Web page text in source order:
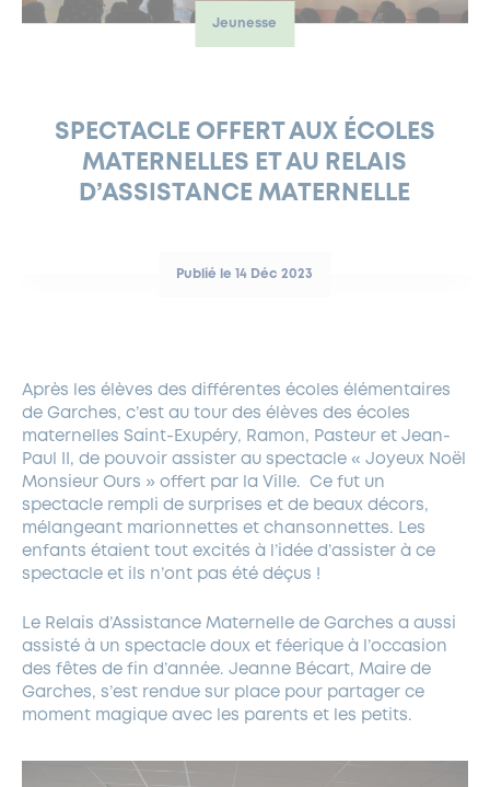
EAU POTABLE ET ASSAINISSEMENT
INFORMATIONS PRATIQUES
SUBVENTIONS
PANNEAUX D’AFFICHAGE LIBRE
GRÖBENZELL
DÉVELOPPEMENT DURABLE
ÉCONOMIES D’ÉNERGIE
DEMANDE D’ABATTAGE
GESTION DU PATRIMOINE ARBORÉ
Jeunesse
SPECTACLE OFFERT AUX ÉCOLES
MATERNELLES ET AU RELAIS
D’ASSISTANCE MATERNELLE
Publié le 14 Déc 2023
Après les élèves des différentes écoles élémentaires
de Garches, c’est au tour des élèves des écoles
maternelles Saint-Exupéry, Ramon, Pasteur et Jean-
Paul II, de pouvoir assister au spectacle « Joyeux Noël
Monsieur Ours » offert par la Ville. Ce fut un
spectacle rempli de surprises et de beaux décors,
mélangeant marionnettes et chansonnettes. Les
enfants étaient tout excités à l’idée d’assister à ce
spectacle et ils n’ont pas été déçus !
Le Relais d’Assistance Maternelle de Garches a aussi
assisté à un spectacle doux et féerique à l’occasion
des fêtes de fin d’année. Jeanne Bécart, Maire de
Garches, s’est rendue sur place pour partager ce
moment magique avec les parents et les petits.